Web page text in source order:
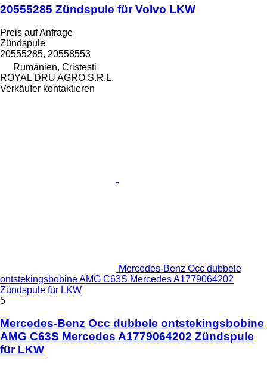
20555285 Zündspule für Volvo LKW
Preis auf Anfrage
Zündspule
20555285, 20558553
Rumänien, Cristesti
ROYAL DRU AGRO S.R.L.
Verkäufer kontaktieren
Mercedes-Benz Occ dubbele
ontstekingsbobine AMG C63S Mercedes A1779064202
Zündspule für LKW
5
Mercedes-Benz Occ dubbele ontstekingsbobine
AMG C63S Mercedes A1779064202 Zündspule
für LKW